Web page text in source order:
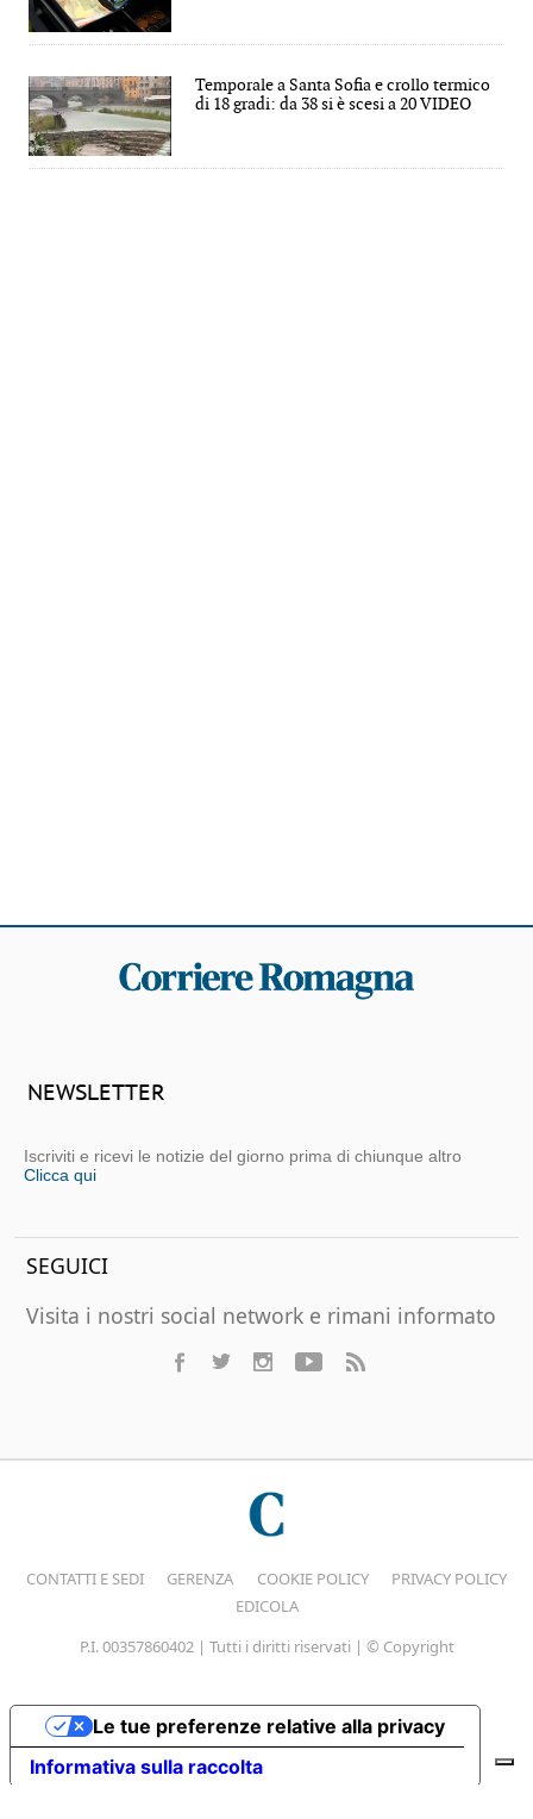
Temporale a Santa Sofia e crollo termico
di 18 gradi: da 38 si è scesi a 20 VIDEO
NEWSLETTER
Iscriviti e ricevi le notizie del giorno prima di chiunque altro
Clicca qui
SEGUICI
Visita i nostri social network e rimani informato
CONTATTI E SEDI GERENZA COOKIE POLICY
PRIVACY POLICY
EDICOLA
P.I. 00357860402 | Tutti i diritti riservati | © Copyright
Informativa sulla raccolta
Le tue preferenze relative alla privacy